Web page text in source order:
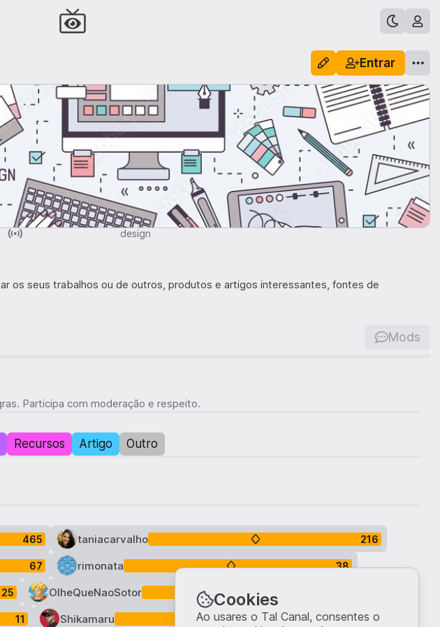
Entrar
design
os seus trabalhos ou de outros, produtos e artigos interessantes, fontes de
Mods
Participa com moderação e respeito.
Recursos Artigo Outro
465 taniacarvalho 216
67 rimonata 38
25 OlheQueNaoSotor
11 Shikamaru 10
Cookies
Ao usares o Tal Canal, consentes o